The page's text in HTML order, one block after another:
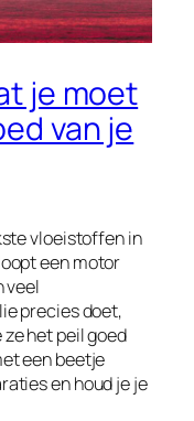
je moet
van je
vloeistoffen in
een motor
veel
precies doet,
het peil goed
een beetje
en houd je je